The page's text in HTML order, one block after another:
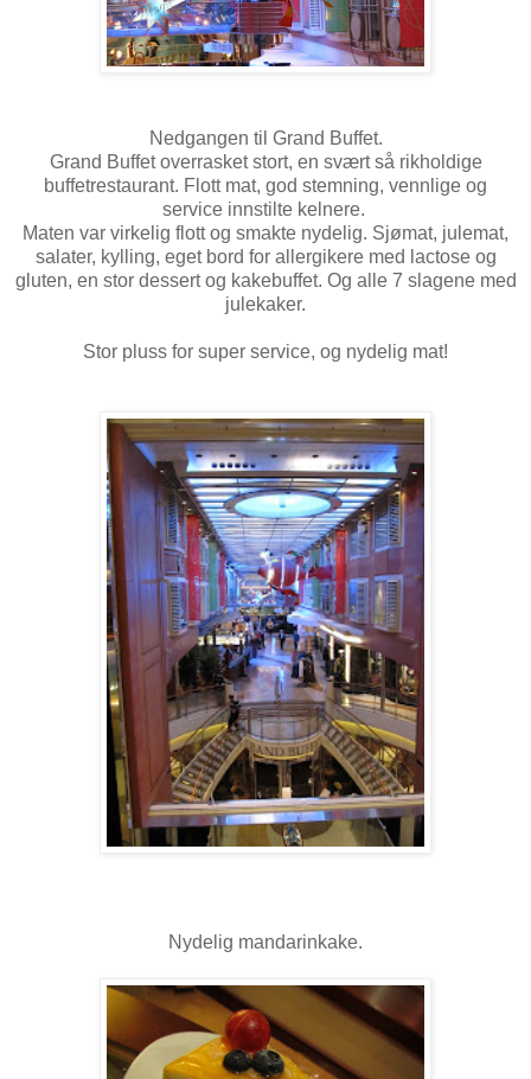
Nedgangen til Grand Buffet.
Grand Buffet overrasket stort, en svært så rikholdige
buffetrestaurant. Flott mat, god stemning, vennlige og
service innstilte kelnere.
Maten var virkelig flott og smakte nydelig. Sjømat, julemat,
salater, kylling, eget bord for allergikere med lactose og
gluten, en stor dessert og kakebuffet. Og alle 7 slagene med
julekaker.
Stor pluss for super service, og nydelig mat!
Nydelig mandarinkake.